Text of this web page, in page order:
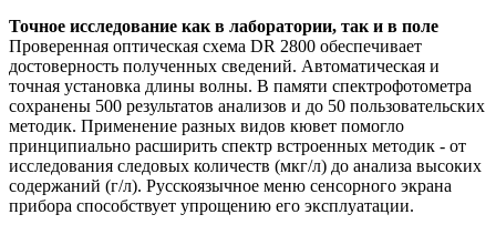
Точное исследование как в лаборатории, так и в поле
Проверенная оптическая схема DR 2800 обеспечивает
достоверность полученных сведений. Автоматическая и
точная установка длины волны. В памяти спектрофотометра
сохранены 500 результатов анализов и до 50 пользовательских
методик. Применение разных видов кювет помогло
принципиально расширить спектр встроенных методик - от
исследования следовых количеств (мкг/л) до анализа высоких
содержаний (г/л). Русскоязычное меню сенсорного экрана
прибора способствует упрощению его эксплуатации.